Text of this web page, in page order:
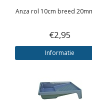
Anza rol 10cm breed
€2,95
Informatie